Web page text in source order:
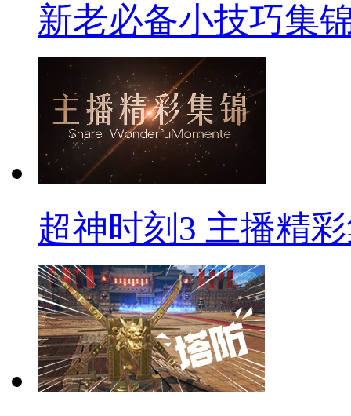
新老必备小技巧集
超神时刻3 主播精